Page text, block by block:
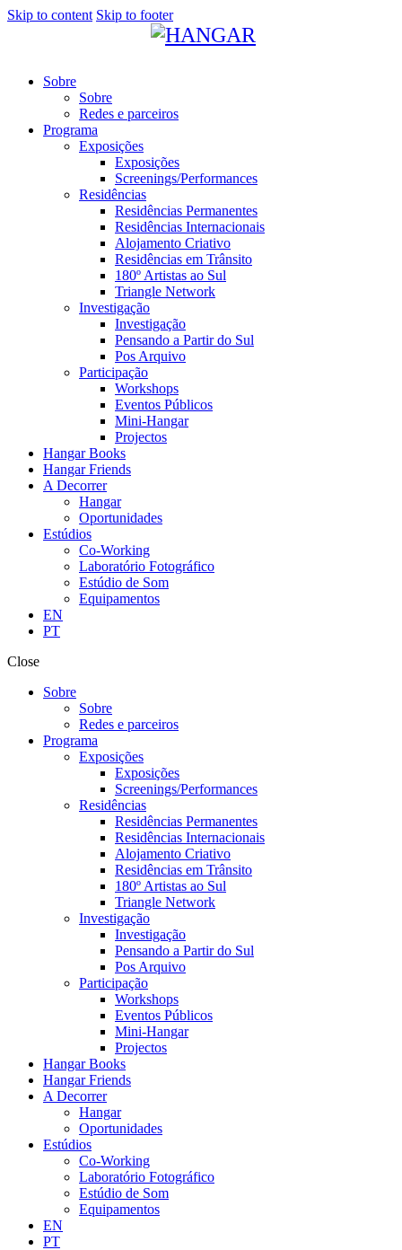
Skip to content Skip to footer
Sobre
Sobre
Redes e parceiros
Programa
Exposições
Exposições
Screenings/Performances
Residências
Residências Permanentes
Residências Internacionais
Alojamento Criativo
Residências em Trânsito
180º Artistas ao Sul
Triangle Network
Investigação
Investigação
Pensando a Partir do Sul
Pos Arquivo
Participação
Workshops
Eventos Públicos
Mini-Hangar
Projectos
Hangar Books
Hangar Friends
A Decorrer
Hangar
Oportunidades
Estúdios
Co-Working
Laboratório Fotográfico
Estúdio de Som
Equipamentos
EN
PT
Close
Sobre
Sobre
Redes e parceiros
Programa
Exposições
Exposições
Screenings/Performances
Residências
Residências Permanentes
Residências Internacionais
Alojamento Criativo
Residências em Trânsito
180º Artistas ao Sul
Triangle Network
Investigação
Investigação
Pensando a Partir do Sul
Pos Arquivo
Participação
Workshops
Eventos Públicos
Mini-Hangar
Projectos
Hangar Books
Hangar Friends
A Decorrer
Hangar
Oportunidades
Estúdios
Co-Working
Laboratório Fotográfico
Estúdio de Som
Equipamentos
EN
PT